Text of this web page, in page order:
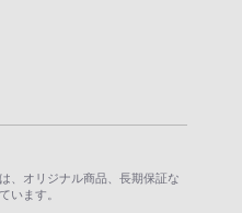
、オリジナル商品、長期保証な
います。